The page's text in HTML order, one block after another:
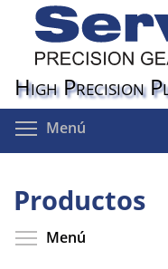
Pasar
contenido
principal
High Precision
Menú
Productos
Menú